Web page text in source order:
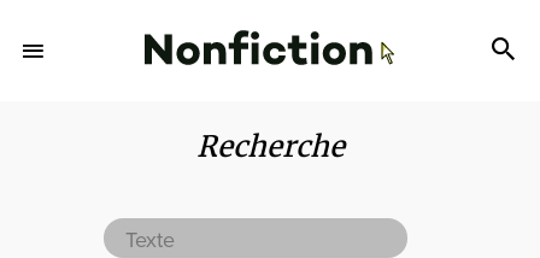
Recherche